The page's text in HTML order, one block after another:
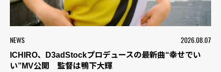
NEWS 2026.08.07
ICHIRO、D3adStockプロデュースの最新曲“幸せでい
い”MV公開 監督は鴨下大輝